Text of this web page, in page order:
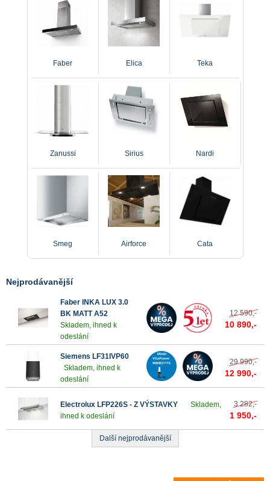
Faber Elica Teka
Zanussi Sirius Nardi
Smeg Airforce Cata
Nejprodávanější
Faber INKA LUX 3.0
BK MATT A52
Skladem, ihned k
odeslání
12 590,-
10 890,-
Siemens LF31IVP60
Skladem, ihned k
odeslání
29 990,-
12 990,-
Electrolux LFP226S - Z VÝSTAVKY
Skladem,
ihned k odeslání
3 282,-
1 950,-
Další nejprodávanější